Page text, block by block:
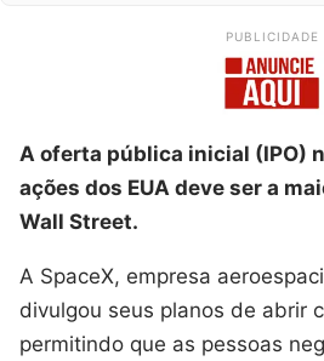
PUBLICIDADE
A oferta pública inicial (IPO)
ações dos EUA deve ser a
Wall Street.
A SpaceX, empresa
divulgou seus planos de abrir
permitindo que as pessoas